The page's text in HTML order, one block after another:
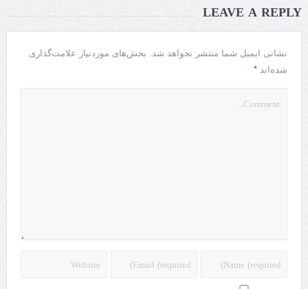
LEAVE A REPLY
نشانی ایمیل شما منتشر نخواهد شد. بخش‌های موردنیاز علامت‌گذاری
شده‌اند *